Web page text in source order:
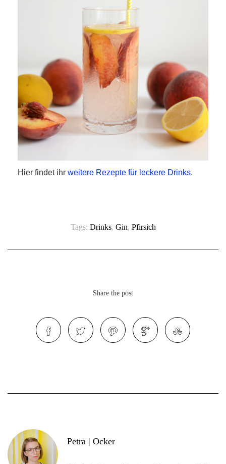
Hier findet ihr weitere Rezepte für leckere Drinks.
Tags: Drinks, Gin, Pfirsich
Share the post
Petra | Ocker